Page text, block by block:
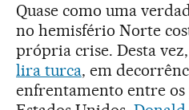
Quase como uma
no hemisfério Norte
própria crise. Desta vez,
lira turca, em
enfrentamento entre os